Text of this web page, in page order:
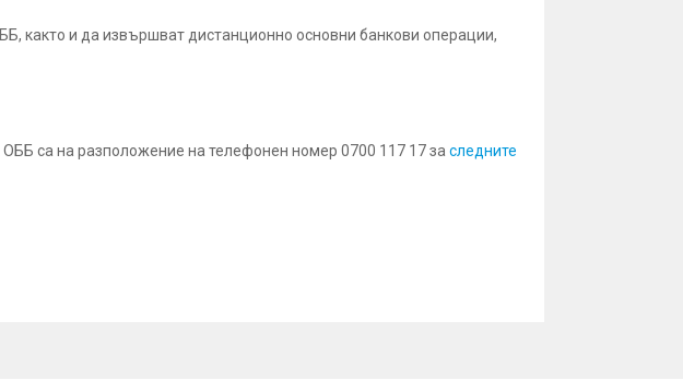
както и да извършват дистанционно основни банкови операции,
са на разположениe на телефонен номер 0700 117 17 за следните